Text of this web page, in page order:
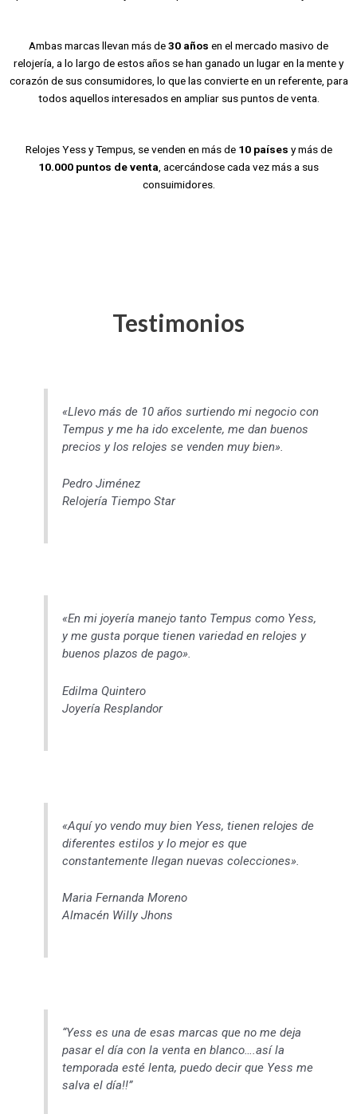
Ambas marcas llevan más de30 años en el mercado masivo de
relojería, a lo largo de estos años se han ganado un lugar en la mente y
corazón de sus consumidores, lo que las convierte en un referente, para
todos aquellos interesados en ampliar sus puntos de venta.
Relojes Yess y Tempus, se venden en más de 10 países y más de
10.000 puntos de venta , acercándose cada vez más a sus
consuimidores.
Testimonios
«Llevo más de 10 años surtiendo mi negocio con
Tempus y me ha ido excelente, me dan buenos
precios y los relojes se venden muy bien».
Pedro Jiménez
Relojería Tiempo Star
«En mi joyería manejo tanto Tempus como Yess,
y me gusta porque tienen variedad en relojes y
buenos plazos de pago».
Edilma Quintero
Joyería Resplandor
«Aquí yo vendo muy bien Yess, tienen relojes de
diferentes estilos y lo mejor es que
constantemente llegan nuevas colecciones».
Maria Fernanda Moreno
Almacén Willy Jhons
“Yess es una de esas marcas que no me deja
pasar el día con la venta en blanco….así la
temporada esté lenta, puedo decir que Yess me
salva el día!!”